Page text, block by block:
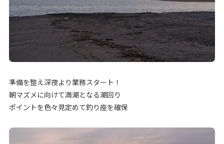
準備を整え深夜より業務スタート！
朝マズメに向けて満潮となる潮回り
ポイントを色々見定めて釣り座を確保